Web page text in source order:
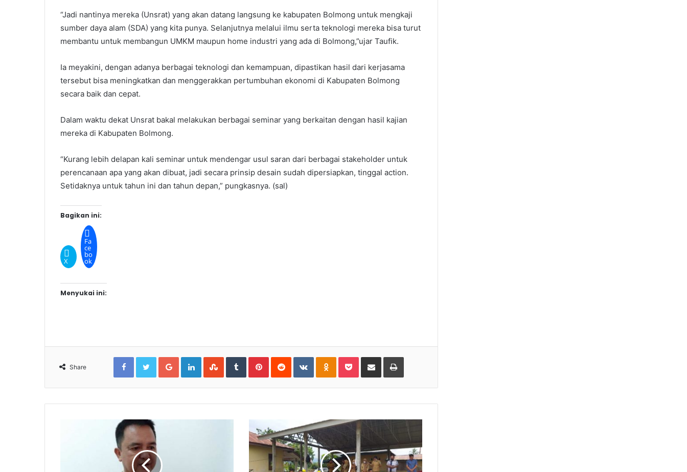
“Jadi nantinya mereka (Unsrat) yang akan datang langsung ke kabupaten Bolmong untuk mengkaji
sumber daya alam (SDA) yang kita punya. Selanjutnya melalui ilmu serta teknologi mereka bisa turut
membantu untuk membangun UMKM maupun home industri yang ada di Bolmong,”ujar Taufik.
Ia meyakini, dengan adanya berbagai teknologi dan kemampuan, dipastikan hasil dari kerjasama
tersebut bisa meningkatkan dan menggerakkan pertumbuhan ekonomi di Kabupaten Bolmong
secara baik dan cepat.
Dalam waktu dekat Unsrat bakal melakukan berbagai seminar yang berkaitan dengan hasil kajian
mereka di Kabupaten Bolmong.
“Kurang lebih delapan kali seminar untuk mendengar usul saran dari berbagai stakeholder untuk
perencanaan apa yang akan dibuat, jadi secara prinsip desain sudah dipersiapkan, tinggal action.
Setidaknya untuk tahun ini dan tahun depan,” pungkasnya. (sal)
Bagikan ini:
X
Fa
ce
bo
ok
Menyukai ini:
Share
FacebookTwitterGoogle+LinkedInStumbleUpon
TumblrPinterestReddit VKontakteOdnoklassniki
PocketShare via Email Print